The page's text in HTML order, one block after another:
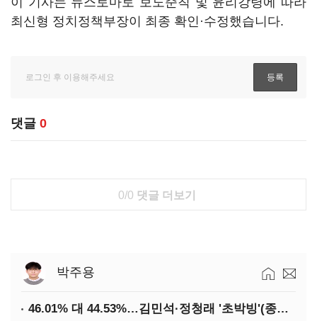
최신형 정치정책부장이 최종 확인·수정했습니다.
댓글 0
0/0 댓글 더보기
박주용
46.01% 대 44.53%…김민석·정청래 '초박빙'(종합 2보)